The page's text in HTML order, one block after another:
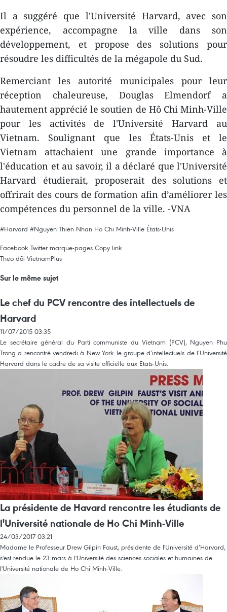
Il a suggéré que l'Université Harvard, avec son
expérience, accompagne la ville dans son
développement, et propose des solutions pour
résoudre les difficultés de la mégapole du Sud.
Remerciant les autorité municipales pour leur
réception chaleureuse, Douglas Elmendorf a
hautement apprécié le soutien de Hô Chi Minh-Ville
pour les activités de l'Université Harvard au
Vietnam. Soulignant que les États-Unis et le
Vietnam attachaient une grande importance à
l'éducation et au savoir, il a déclaré que l'Université
Harvard étudierait, proposerait des solutions et
offrirait des cours de formation afin d’améliorer les
compétences du personnel de la ville. -VNA
#Harvard #Nguyen Thien Nhan Ho Chi Minh-Ville États-Unis
Facebook Twitter marque-pages Copy link
Theo dõi VietnamPlus
Sur le même sujet
Le chef du PCV rencontre des intellectuels de
Harvard
11/07/2015 03:35
Le secrétaire général du Parti communiste du Vietnam (PCV), Nguyen Phu
Trong a rencontré vendredi à New York le groupe d’intellectuels de l’Université
Harvard dans le cadre de sa visite officielle aux Etats-Unis.
La présidente de Havard rencontre les étudiants de
l'Université nationale de Ho Chi Minh-Ville
24/03/2017 03:21
Madame le Professeur Drew Gilpin Faust, présidente de l'Université d’Harvard,
​s'est rendue le 23 mars à l'Université des sciences sociales et humaines de
l'Université nationale de Ho Chi Minh-Ville.